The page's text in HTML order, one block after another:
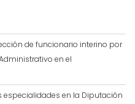
de funcionario interino por
en el
en la Diputación